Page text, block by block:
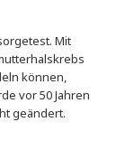
Mit
können,
vor 50 Jahren
geändert.